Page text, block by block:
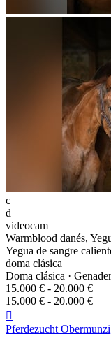
c
d
videocam
Warmblood danés,
Yegua de sangre
doma clásica
Doma clásica ·
15.000 € - 20.000 €
15.000 € - 20.000 €

Pferdezucht